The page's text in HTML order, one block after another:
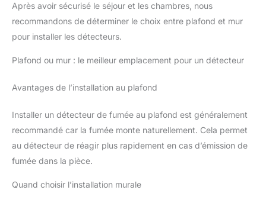
Après avoir sécurisé le séjour et les chambres, nous
recommandons de déterminer le choix entre plafond et mur
pour installer les détecteurs.
Plafond ou mur : le meilleur emplacement pour un détecteur
Avantages de l’installation au plafond
Installer un détecteur de fumée au plafond est généralement
recommandé car la fumée monte naturellement. Cela permet
au détecteur de réagir plus rapidement en cas d’émission de
fumée dans la pièce.
Quand choisir l’installation murale